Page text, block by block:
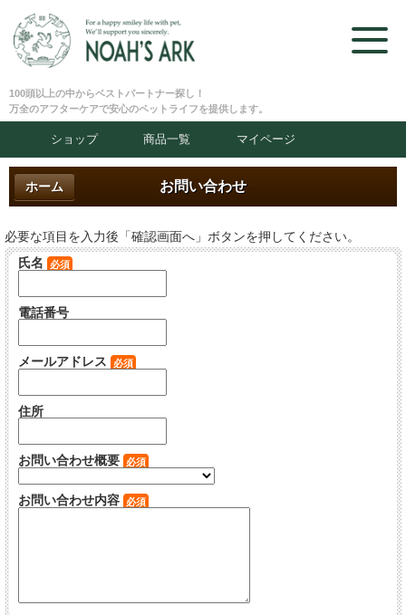
100頭以上の中からベストパートナー探し！
万全のアフターケアで安心のペットライフを提供します。
ショップ 商品一覧 マイページ
お問い合わせ
ホーム
必要な項目を入力後「確認画面へ」ボタンを押してください。
氏名
必須
電話番号
メールアドレス 必須
住所
お問い合わせ概要 必須
お問い合わせ内容 必須